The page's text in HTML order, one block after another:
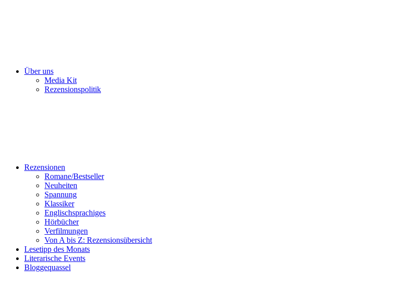
Über uns
Media Kit
Rezensionspolitik
Rezensionen
Romane/Bestseller
Neuheiten
Spannung
Klassiker
Englischsprachiges
Hörbücher
Verfilmungen
Von A bis Z: Rezensionsübersicht
Lesetipp des Monats
Literarische Events
Bloggequassel